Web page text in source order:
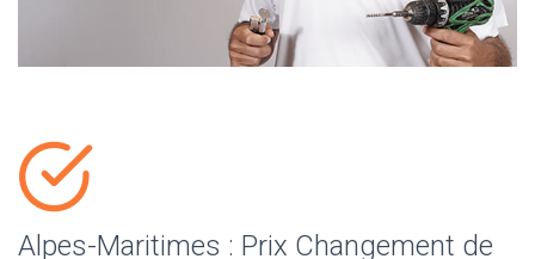
Alpes-Maritimes : Prix Changement de